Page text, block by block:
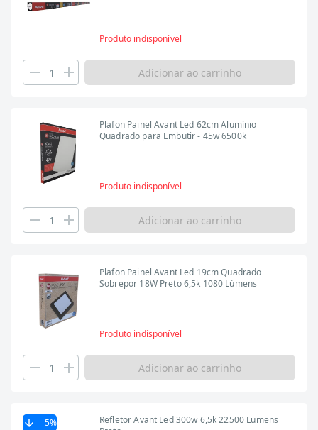
Produto indisponível
Adicionar ao carrinho
Plafon Painel Avant Led 62cm Alumínio
Quadrado para Embutir - 45w 6500k
Produto indisponível
Adicionar ao carrinho
Plafon Painel Avant Led 19cm Quadrado
Sobrepor 18W Preto 6,5k 1080 Lúmens
Produto indisponível
Adicionar ao carrinho
5%
Refletor Avant Led 300w 6,5k 22500 Lumens